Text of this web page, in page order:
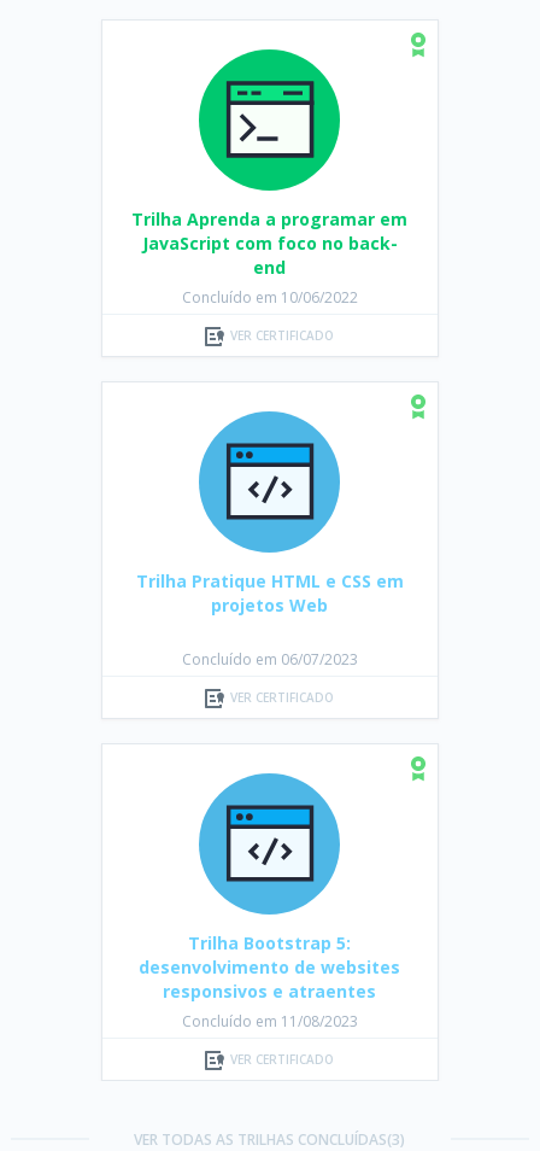
Trilha Aprenda a programar em
JavaScript com foco no back-
end
Concluído em 10/06/2022
VER CERTIFICADO
Trilha Pratique HTML e CSS em
projetos Web
Concluído em 06/07/2023
VER CERTIFICADO
Trilha Bootstrap 5:
desenvolvimento de websites
responsivos e atraentes
Concluído em 11/08/2023
VER CERTIFICADO
VER TODAS AS TRILHAS CONCLUÍDAS(3)